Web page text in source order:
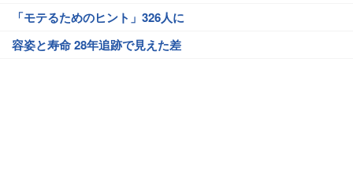
「モテるためのヒント」326人に
容姿と寿命 28年追跡で見えた差